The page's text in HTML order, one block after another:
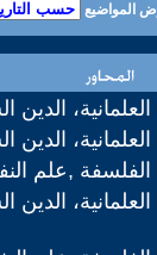
المواضيع
العلمانية،
العلمانية،
الفلسفة ,علم
العلمانية،